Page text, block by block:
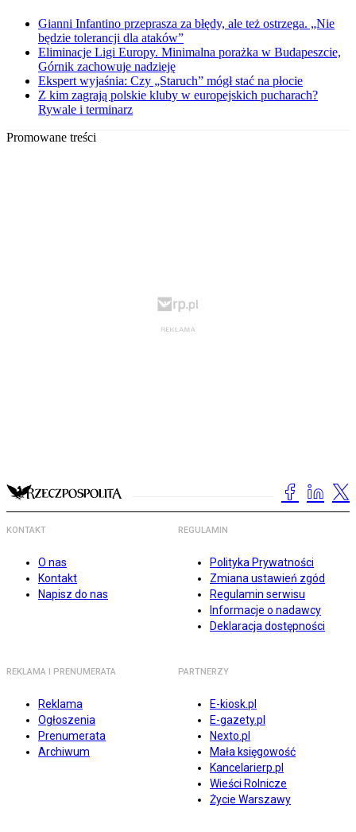
Gianni Infantino przeprasza za błędy, ale też ostrzega. „Nie
będzie tolerancji dla ataków”
Eliminacje Ligi Europy. Minimalna porażka w Budapeszcie,
Górnik zachowuje nadzieję
Ekspert wyjaśnia: Czy „Staruch” mógł stać na płocie
Z kim zagrają polskie kluby w europejskich pucharach?
Rywale i terminarz
Promowane treści
KONTAKT
O nas
Kontakt
Napisz do nas
REGULAMIN
Polityka Prywatności
Zmiana ustawień zgód
Regulamin serwisu
Informacje o nadawcy
Deklaracja dostępności
REKLAMA I PRENUMERATA
Reklama
Ogłoszenia
Prenumerata
Archiwum
PARTNERZY
E-kiosk.pl
E-gazety.pl
Nexto.pl
Mała księgowość
Kancelarierp.pl
Wieści Rolnicze
Życie Warszawy